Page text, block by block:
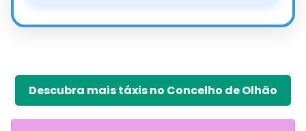
Descubra mais táxis no Concelho de Olhão